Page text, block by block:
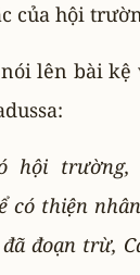
của hội
lên bài kệ
hội trường,
có thiện
đoạn trừ,